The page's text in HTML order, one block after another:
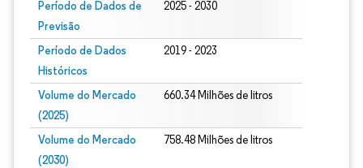
Período de Dados de
Previsão
2025 - 2030
Período de Dados
Históricos
2019 - 2023
Volume do Mercado
(2025)
660.34 Milhões de litros
Volume do Mercado
(2030)
758.48 Milhões de litros